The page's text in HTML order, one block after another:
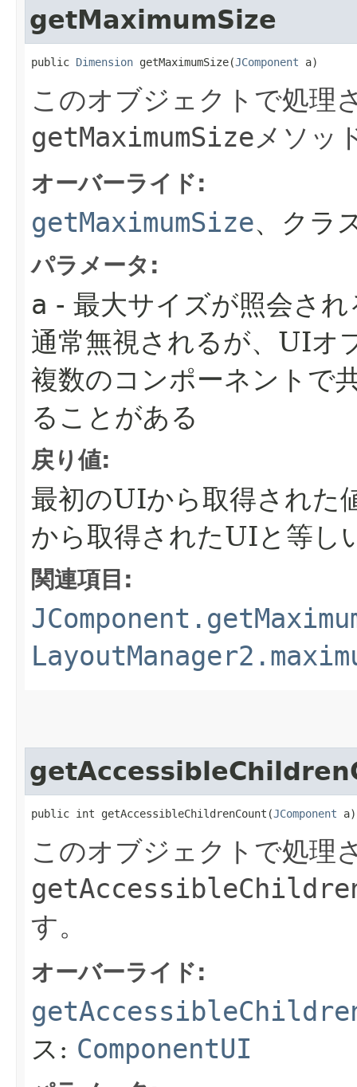
getMaximumSize
public Dimension getMaximumSize​(JComponent a)
このオブジェクトで処理
getMaximumSizeメソッ
オーバーライド:
getMaximumSize、クラ
パラメータ:
a - 最大サイズが照会さ
通常無視されるが、UIオ
複数のコンポーネントで
ることがある
戻り値:
最初のUIから取得された
から取得されたUIと等し
関連項目:
public int getAccessibleChildrenCount​(JComponent a)
このオブジェクトで処理
す。
オーバーライド:
ス: ComponentUI